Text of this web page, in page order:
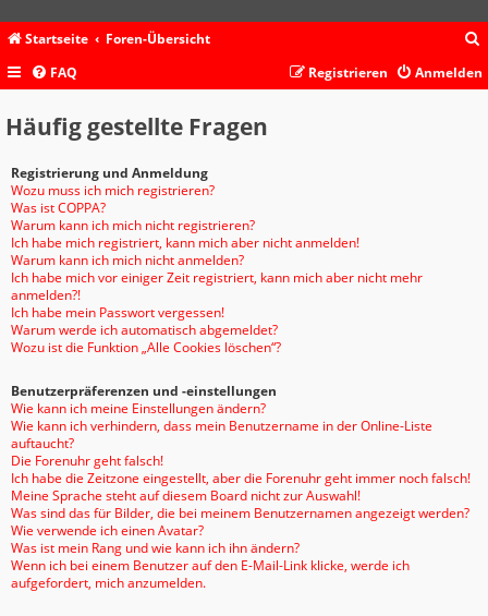
Startseite Foren-Übersicht
c
FAQ Anmelden
Registrieren
Häufig gestellte Fragen
Registrierung und Anmeldung
Wozu muss ich mich registrieren?
Was ist COPPA?
Warum kann ich mich nicht registrieren?
Ich habe mich registriert, kann mich aber nicht anmelden!
Warum kann ich mich nicht anmelden?
Ich habe mich vor einiger Zeit registriert, kann mich aber nicht mehr
anmelden?!
Ich habe mein Passwort vergessen!
Warum werde ich automatisch abgemeldet?
Wozu ist die Funktion „Alle Cookies löschen“?
Benutzerpräferenzen und -einstellungen
Wie kann ich meine Einstellungen ändern?
Wie kann ich verhindern, dass mein Benutzername in der Online-Liste
auftaucht?
Die Forenuhr geht falsch!
Ich habe die Zeitzone eingestellt, aber die Forenuhr geht immer noch falsch!
Meine Sprache steht auf diesem Board nicht zur Auswahl!
Was sind das für Bilder, die bei meinem Benutzernamen angezeigt werden?
Wie verwende ich einen Avatar?
Was ist mein Rang und wie kann ich ihn ändern?
Wenn ich bei einem Benutzer auf den E-Mail-Link klicke, werde ich
aufgefordert, mich anzumelden.